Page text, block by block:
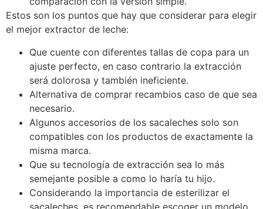
Estos son los puntos que hay que considerar para elegir
el mejor extractor de leche:
Que cuente con diferentes tallas de copa para un
ajuste perfecto, en caso contrario la extracción
será dolorosa y también ineficiente.
Alternativa de comprar recambios caso de que sea
necesario.
Algunos accesorios de los sacaleches solo son
compatibles con los productos de exactamente la
misma marca.
Que su tecnología de extracción sea lo más
semejante posible a como lo haría tu hijo.
Considerando la importancia de esterilizar el
sacaleches, es recomendable escoger un modelo